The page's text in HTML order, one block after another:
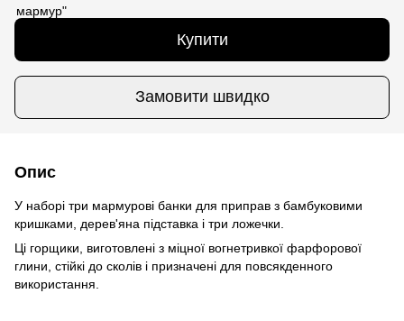
Купити
Замовити швидко
Опис
У наборі три мармурові банки для приправ з бамбуковими
кришками, дерев'яна підставка і три ложечки.
Ці горщики, виготовлені з міцної вогнетривкої фарфорової
глини, стійкі до сколів і призначені для повсякденного
використання.